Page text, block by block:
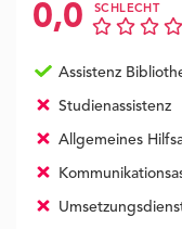
0,0 SCHLECHT
Assistenz
Studienassistenz
Allgemeines